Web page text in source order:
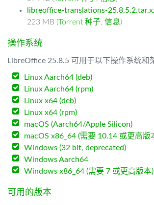
libreoffice-translations-
223 MB (Torrent 种子, 信息)
操作系统
LibreOffice 25.8.5 可用于以下操作系统和
Linux Aarch64 (deb)
Linux Aarch64 (rpm)
Linux x64 (deb)
Linux x64 (rpm)
macOS (Aarch64/Apple Silicon)
macOS x86_64 (需要 10.14 或更高版
Windows (32 bit, deprecated)
Windows Aarch64
Windows x86_64 (需要 7 或更高版本)
可用的版本